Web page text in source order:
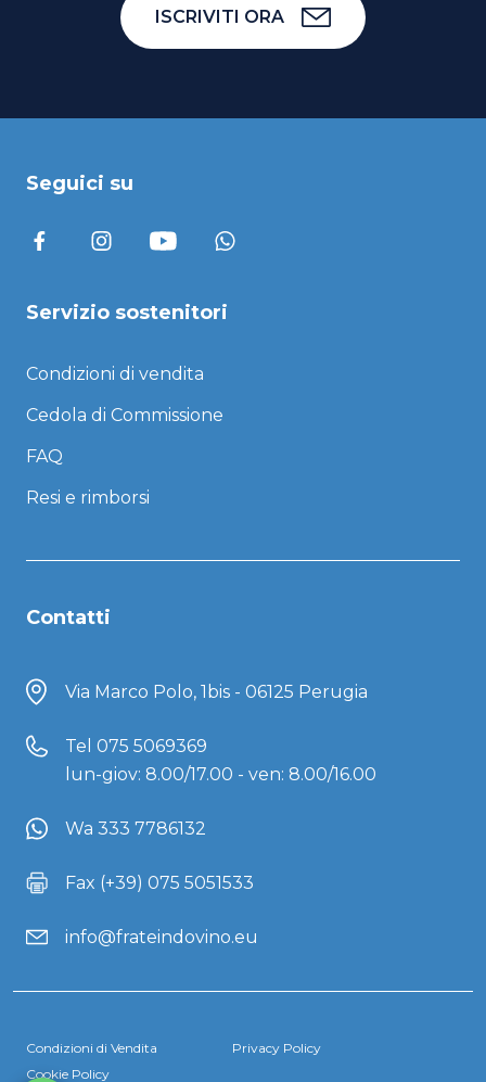
ISCRIVITI ORA
Seguici su
Servizio sostenitori
Condizioni di vendita
Cedola di Commissione
FAQ
Resi e rimborsi
Contatti
Via Marco Polo, 1bis - 06125 Perugia
Tel 075 5069369
lun-giov: 8.00/17.00 - ven: 8.00/16.00
Wa 333 7786132
Fax (+39) 075 5051533
info@frateindovino.eu
Condizioni di Vendita
Privacy Policy
Cookie Policy